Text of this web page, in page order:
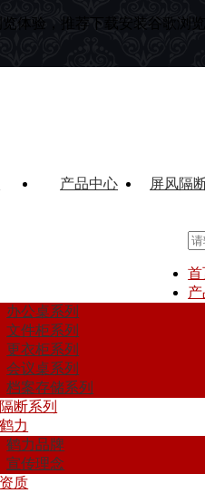
体验，推荐下载安装谷歌浏览
产品中心 屏风隔断系
首
办公桌系列
文件柜系列
更衣柜系列
会议桌系列
档案存储系列
断系列
力
鹤力品牌
宣传理念
质